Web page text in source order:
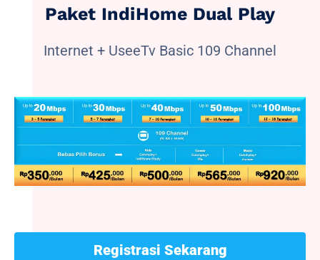
Paket IndiHome Dual Play
Internet + UseeTv Basic 109 Channel
Registrasi Sekarang